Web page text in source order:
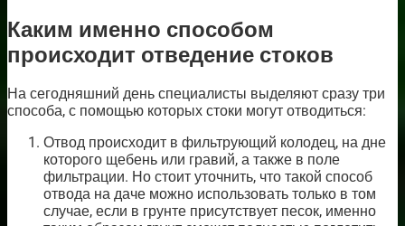
Каким именно способом
происходит отведение стоков
На сегодняшний день специалисты выделяют сразу три
способа, с помощью которых стоки могут отводиться:
Отвод происходит в фильтрующий колодец, на дне
которого щебень или гравий, а также в поле
фильтрации. Но стоит уточнить, что такой способ
отвода на даче можно использовать только в том
случае, если в грунте присутствует песок, именно